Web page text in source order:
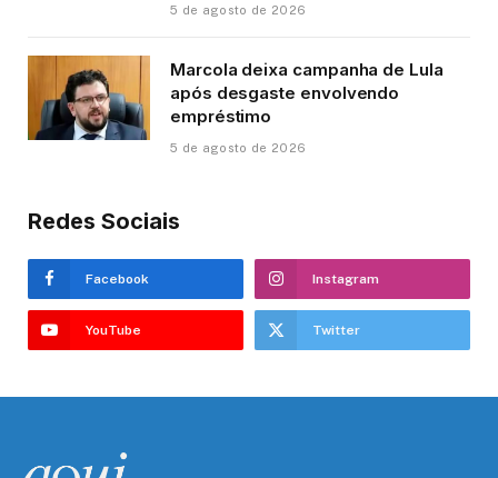
5 de agosto de 2026
Marcola deixa campanha de Lula
após desgaste envolvendo
empréstimo
5 de agosto de 2026
Redes Sociais
Facebook Instagram
YouTube Twitter